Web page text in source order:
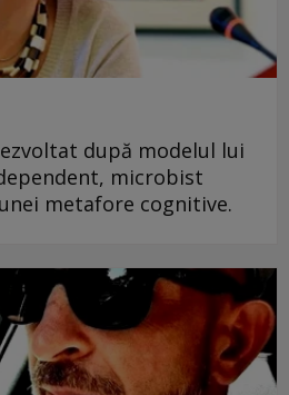
după modelul lui
microbist
metafore cognitive.